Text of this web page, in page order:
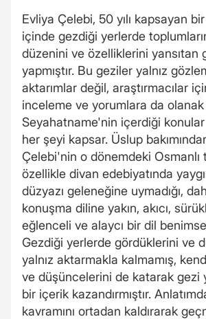
Evliya Çelebi, 50 yılı kapsayan
içinde gezdiği yerlerde
düzenini ve özelliklerini yansıtan
yapmıştır. Bu geziler yalnız
aktarımlar değil, araştırmacılar
inceleme ve yorumlara da olanak
Seyahatname'nin içerdiği
her şeyi kapsar. Üslup
Çelebi'nin o dönemdeki Osmanlı
özellikle divan edebiyatında
düzyazı geleneğine uymadığı,
konuşma diline yakın, akıcı,
eğlenceli ve alaycı bir dil
Gezdiği yerlerde gördüklerini ve
yalnız aktarmakla kalmamış,
ve düşüncelerini de katarak gezi
bir içerik kazandırmıştır.
kavramını ortadan kaldırarak